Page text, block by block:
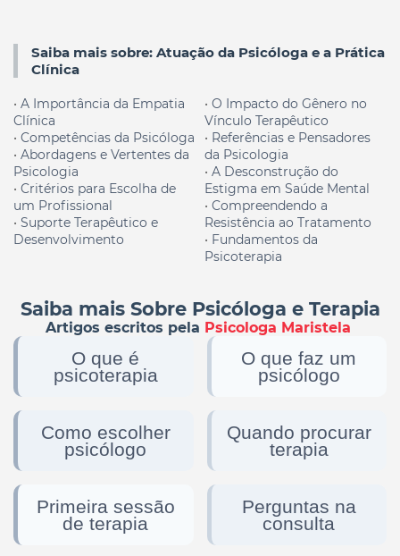
Saiba mais sobre: Atuação da Psicóloga e a Prática
Clínica
• A Importância da Empatia
Clínica
• Competências da Psicóloga
• Abordagens e Vertentes da
Psicologia
• Critérios para Escolha de
um Profissional
• Suporte Terapêutico e
Desenvolvimento
• O Impacto do Gênero no
Vínculo Terapêutico
• Referências e Pensadores
da Psicologia
• A Desconstrução do
Estigma em Saúde Mental
• Compreendendo a
Resistência ao Tratamento
• Fundamentos da
Psicoterapia
Saiba mais Sobre Psicóloga e Terapia
Artigos escritos pela Psicologa Maristela
O que é
psicoterapia
O que faz um
psicólogo
Como escolher
psicólogo
Quando procurar
terapia
Primeira sessão
de terapia
Perguntas na
consulta